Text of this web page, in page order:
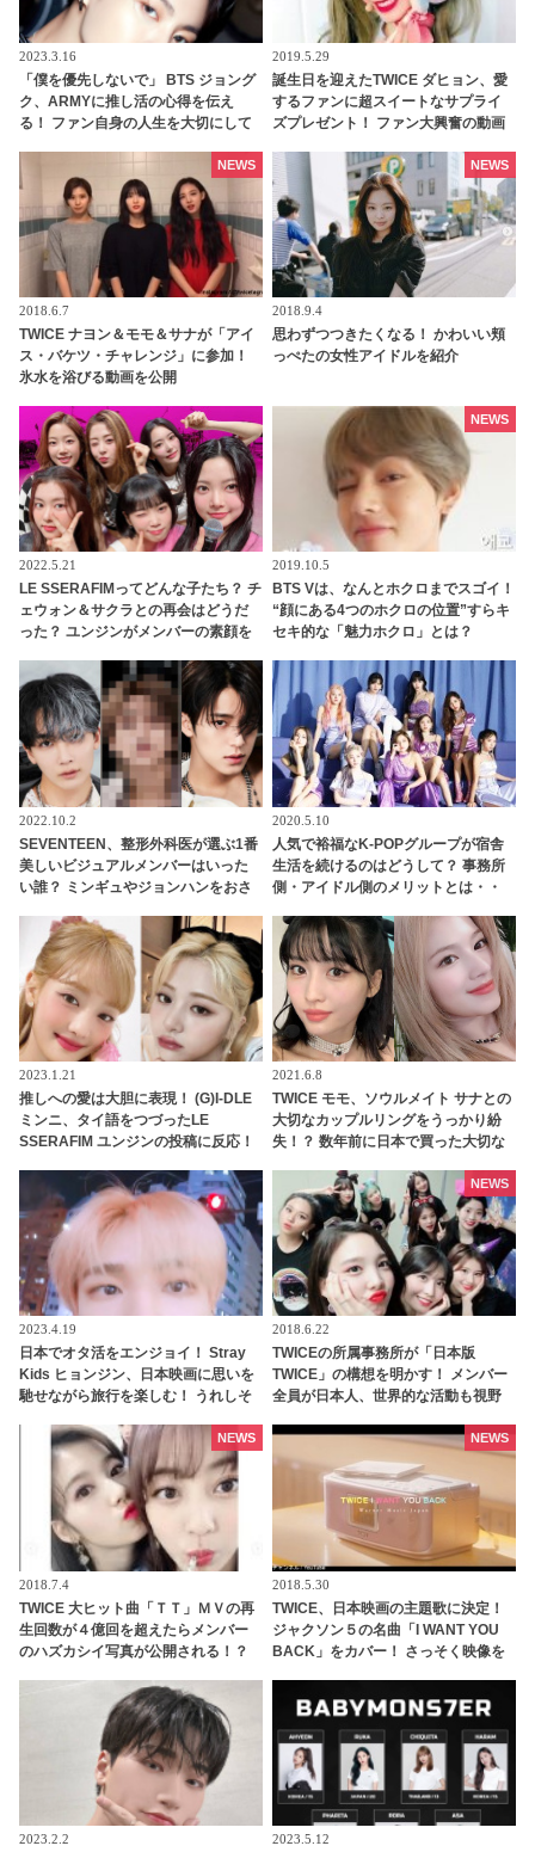
2023.3.16
「僕を優先しないで」 BTS ジョング
ク、ARMYに推し活の心得を伝え
る！ ファン自身の人生を大切にして
2019.5.29
誕生日を迎えたTWICE ダヒョン、愛
するファンに超スイートなサプライ
ズプレゼント！ ファン大興奮の動画
2018.6.7
TWICE ナヨン＆モモ＆サナが「アイ
ス・バケツ・チャレンジ」に参加！
氷水を浴びる動画を公開
NEWS
2018.9.4
思わずつつきたくなる！ かわいい頬
っぺたの女性アイドルを紹介
NEWS
2022.5.21
LE SSERAFIMってどんな子たち？ チ
ェウォン＆サクラとの再会はどうだ
った？ ユンジンがメンバーの素顔を
2019.10.5
BTS Vは、なんとホクロまでスゴイ！
“顔にある4つのホクロの位置”すらキ
セキ的な「魅力ホクロ」とは？
NEWS
2022.10.2
SEVENTEEN、整形外科医が選ぶ1番
美しいビジュアルメンバーはいった
い誰？ ミンギュやジョンハンをおさ
ー・・
2020.5.10
人気で裕福なK-POPグループが宿舎
生活を続けるのはどうして？ 事務所
側・アイドル側のメリットとは・・
2023.1.21
推しへの愛は大胆に表現！ (G)I-DLE
ミンニ、タイ語をつづったLE
SSERAFIM ユンジンの投稿に反応！
2021.6.8
TWICE モモ、ソウルメイト サナとの
大切なカップルリングをうっかり紛
失！？ 数年前に日本で買った大切な
の展開にビックリ
2023.4.19
日本でオタ活をエンジョイ！ Stray
Kids ヒョンジン、日本映画に思いを
馳せながら旅行を楽しむ！ うれしそ
すぎる
2018.6.22
TWICEの所属事務所が「日本版
TWICE」の構想を明かす！ メンバー
全員が日本人、世界的な活動も視野
NEWS
2018.7.4
TWICE 大ヒット曲「ＴＴ」ＭＶの再
生回数が４億回を超えたらメンバー
のハズカシイ写真が公開される！？
NEWS
2018.5.30
TWICE、日本映画の主題歌に決定！
ジャクソン５の名曲「I WANT YOU
BACK」をカバー！ さっそく映像を
NEWS
2023.2.2 2023.5.12